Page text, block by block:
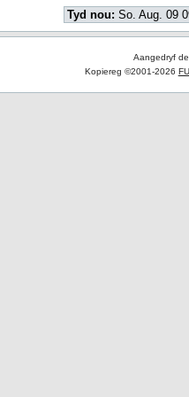
Tyd nou: So. Aug. 09
Aangedryf
Kopiereg ©2001-2026